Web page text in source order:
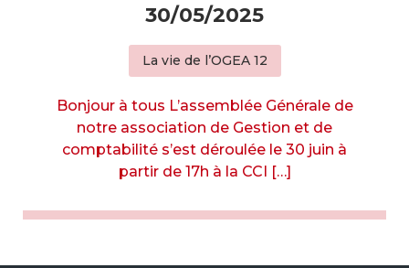
30/05/2025
La vie de l’OGEA 12
Bonjour à tous L’assemblée Générale de
notre association de Gestion et de
comptabilité s’est déroulée le 30 juin à
partir de 17h à la CCI […]